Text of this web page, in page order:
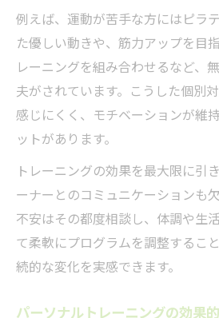
例えば、運動が苦手な方にはピラ
た優しい動きや、筋力アップを目
レーニングを組み合わせるなど、
夫がされています。こうした個別
感じにくく、モチベーションが維
ットがあります。
トレーニングの効果を最大限に引
ーナーとのコミュニケーションも
不安はその都度相談し、体調や生
て柔軟にプログラムを調整するこ
続的な変化を実感できます。
パーソナルトレーニングの効果